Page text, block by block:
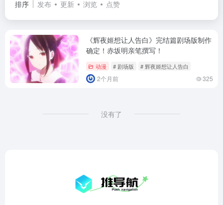
排序 发布 更新 浏览 点赞
《辉夜姬想让人告白》完结篇剧场版制作
确定！赤坂明亲笔撰写！
动漫 # 剧场版 # 辉夜姬想让人告白
2个月前 325
没有了